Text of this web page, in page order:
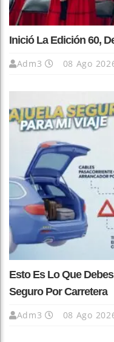
Inició La Edición 60,
Adm3 08 Ago
Esto Es Lo Que
Seguro Por Carretera
Adm3 08 Ago